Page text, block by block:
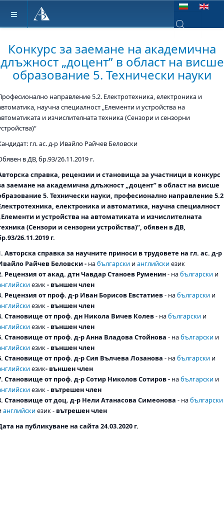
Изберете език
Конкурс за заемане на академична
длъжност „доцент” в област на висше
образование 5. Технически науки
направление 5.2. Електротехника, електроника и
научна специалност „Елементи и устройства на
и изчислителната техника (Сензори и сензорни
гл. ас. д-р Ивайло Райчев Беловски
в ДВ, бр.93/26.11.2019 г.
справка, рецензии и становища за участници в конкурс
заемане на академична длъжност „доцент” в област на висше
5. Технически науки, професионално направление
електроника и автоматика, научна специалност
и устройства на автоматиката и изчислителната
(Сензори и сензорни устройства)“, обявен в ДВ,
26.11.2019 г.
Авторска справка за научните приноси в трудовете на гл. ас. д-р
Райчев Беловски - набългарскиианглийскиезик
Рецензия от акад. дтн Чавдар Станоев Руменин- набългарскии
език- външен член
Рецензия от проф. д-р Иван Борисов Евстатиев- набългарскии
език -външен член
Становище от проф. дн Никола Вичев Колев- набългарскии
език -външен член
Становище от проф. д-р Анна Владова Стойнова - набългарскии
език -външен член
Становище от проф. д-р Сия Вълчева Лозанова - набългарскии
език- външен член
Становище от проф. д-р Сотир Николов Сотиров -набългарскии
език -вътрешен член
Становище от доц. д-р Нели Атанасова Симеонова - набългарски
английскиезик -вътрешен член
на публикуване на сайта 24.03.2020 г.